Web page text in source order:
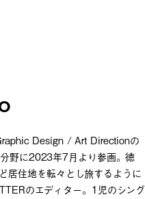
Design / Art Directionの
野に2023年7月より参画。徳
居住地を転々とし旅するように
のエディター。1児のシング